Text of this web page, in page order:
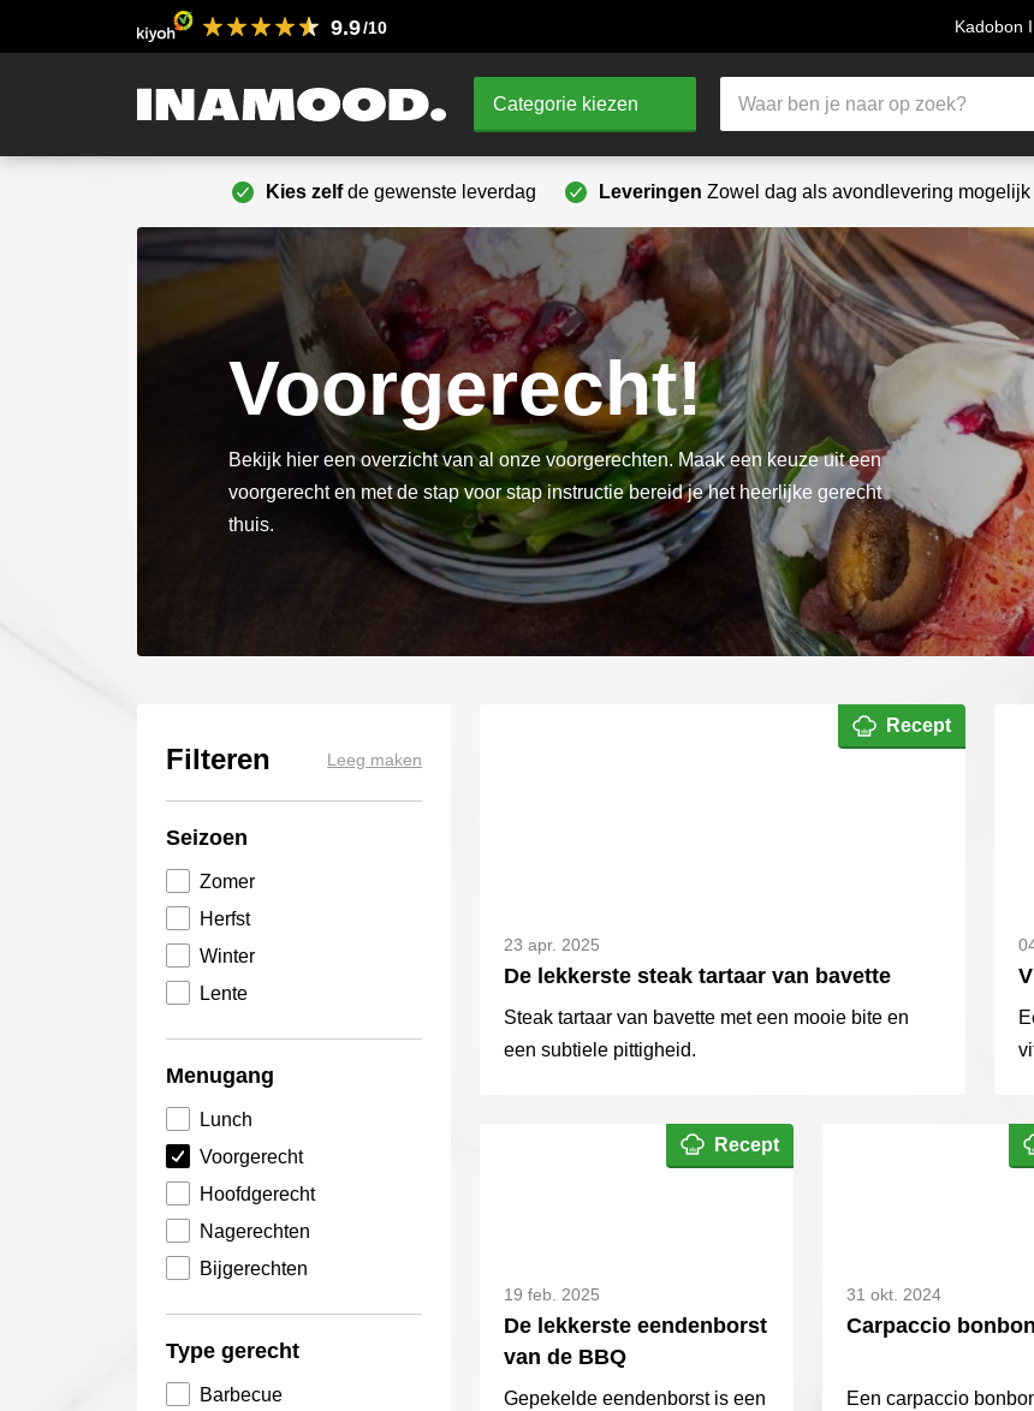
9.9/10 Kadobon
Categorie kiezen
Producten
zoeken
Kies zelfde gewenste leverdag Leveringen Zowel dag als avondlevering mogelijk
Voorgerecht!
Bekijk hier een overzicht van al onze voorgerechten. Maak een keuze uit een
voorgerecht en met de stap voor stap instructie bereid je het heerlijke gerecht
thuis.
Filteren Leeg maken
Seizoen
Zomer
Herfst
Winter
Lente
Menugang
Lunch
Voorgerecht
Hoofdgerecht
Nagerechten
Bijgerechten
Type gerecht
Barbecue
Recept
23 apr. 2025
De lekkerste steak tartaar van bavette
Steak tartaar van bavette met een mooie bite en
een subtiele pittigheid.
Recept
19 feb. 2025
De lekkerste eendenborst
van de BBQ
Gepekelde eendenborst is een
31 okt. 2024
Carpaccio bonbon
Een carpaccio